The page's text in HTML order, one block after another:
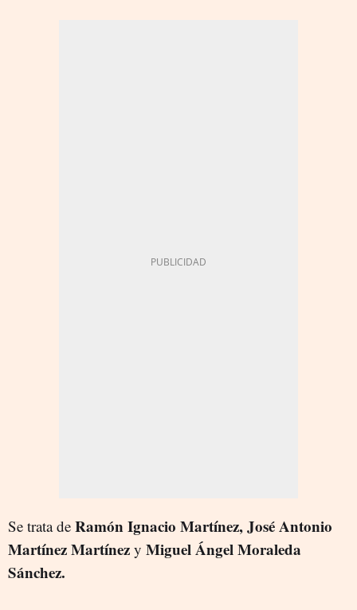
Se trata de Ramón Ignacio Martínez, José Antonio
Martínez Martínez y Miguel Ángel Moraleda
Sánchez.